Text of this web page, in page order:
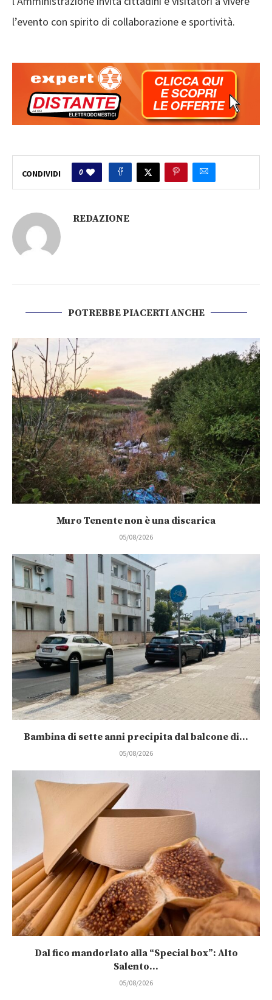
l’evento con spirito di collaborazione e sportività.
CONDIVIDI 0
REDAZIONE
POTREBBE PIACERTI ANCHE
Muro Tenente non è una discarica
05/08/2026
Bambina di sette anni precipita dal balcone di...
05/08/2026
Dal fico mandorlato alla “Special box”: Alto
Salento...
05/08/2026